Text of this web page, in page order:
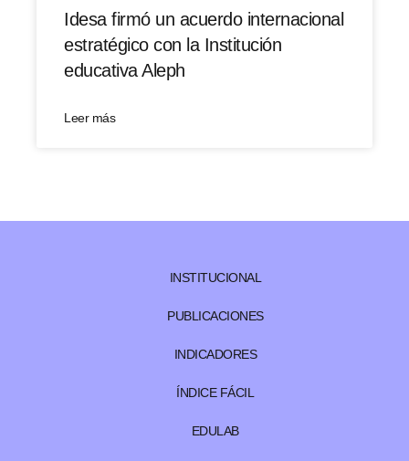
Idesa firmó un acuerdo internacional
estratégico con la Institución
educativa Aleph
Leer más
INSTITUCIONAL
PUBLICACIONES
INDICADORES
ÍNDICE FÁCIL
EDULAB